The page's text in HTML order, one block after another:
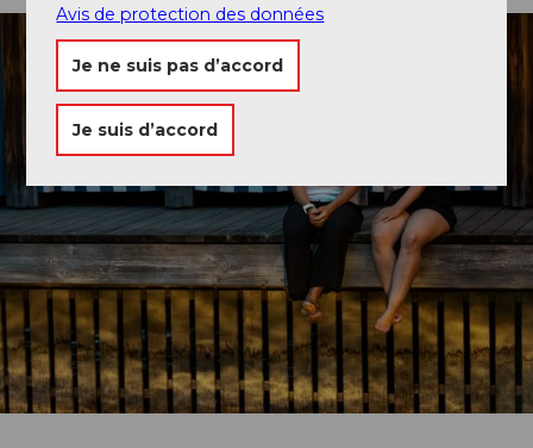
Avis de protection des données
Je ne suis pas d’accord
Je suis d’accord